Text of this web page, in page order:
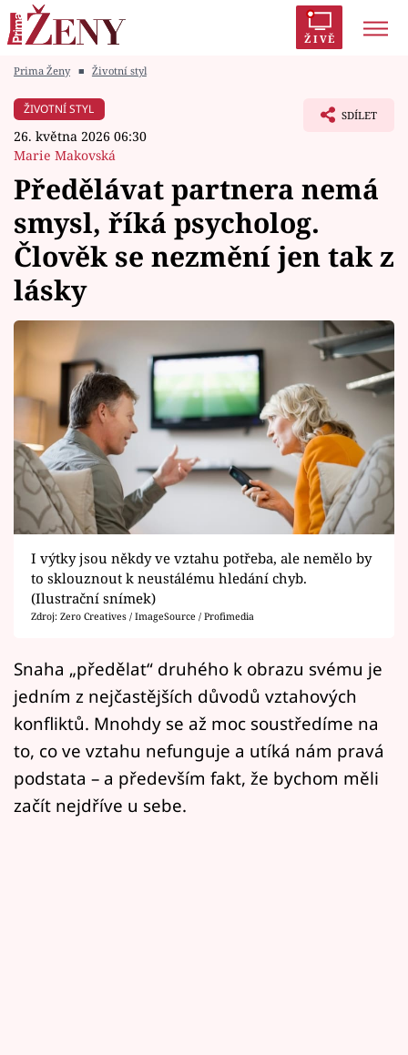
ŽIVĚ
Módní alarm
Témata
Celebrity
Vztahy
Seriály
Horoskopy
Sledujte prima+
Filmový festival Karlovy Vary
Mámy sobě
Sledujte nás
Prima Ženy ■ Životní styl
ŽIVOTNÍ STYL
26. května 2026 06:30
Marie Makovská
SDÍLET
Předělávat partnera nemá
smysl, říká psycholog.
Člověk se nezmění jen tak z
lásky
I výtky jsou někdy ve vztahu potřeba, ale nemělo by
to sklouznout k neustálému hledání chyb.
(Ilustrační snímek)
Zdroj: Zero Creatives / ImageSource / Profimedia
Snaha „předělat“ druhého k obrazu svému je
jedním z nejčastějších důvodů vztahových
konfliktů. Mnohdy se až moc soustředíme na
to, co ve vztahu nefunguje a utíká nám pravá
podstata – a především fakt, že bychom měli
začít nejdříve u sebe.